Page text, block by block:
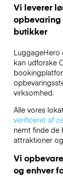
Vi leverer
butikker
LuggageHero
kan udforske
virksomhed.
Alle vores
verificeret af
nemt finde
attraktioner
Vi
og enhver